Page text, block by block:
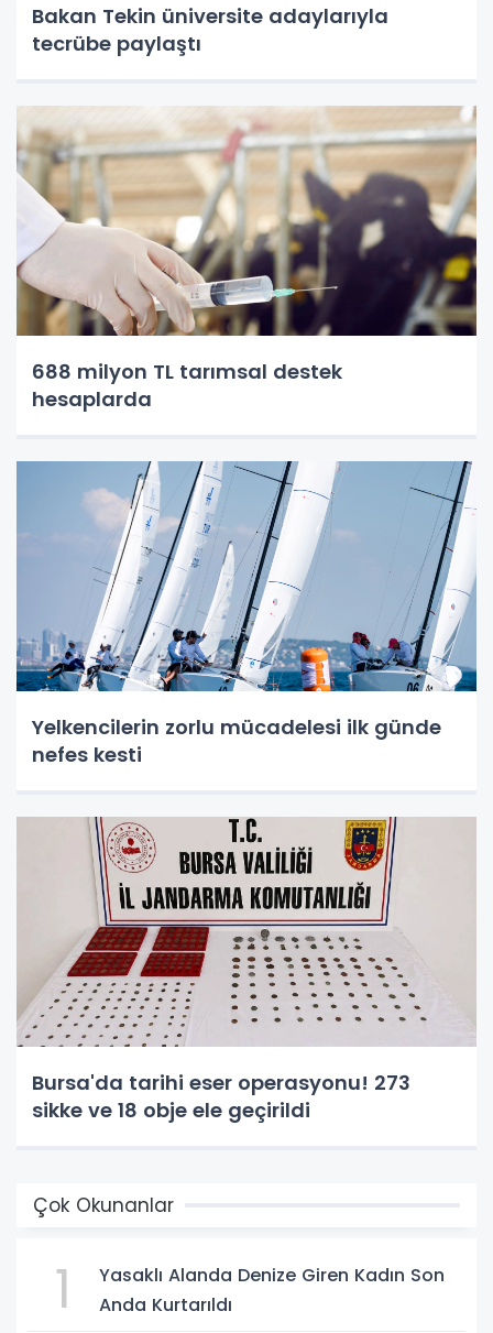
Bakan Tekin üniversite adaylarıyla
tecrübe paylaştı
688 milyon TL tarımsal destek
hesaplarda
Yelkencilerin zorlu mücadelesi ilk günde
nefes kesti
Bursa'da tarihi eser operasyonu! 273
sikke ve 18 obje ele geçirildi
Çok Okunanlar
1
Yasaklı Alanda Denize Giren Kadın Son
Anda Kurtarıldı